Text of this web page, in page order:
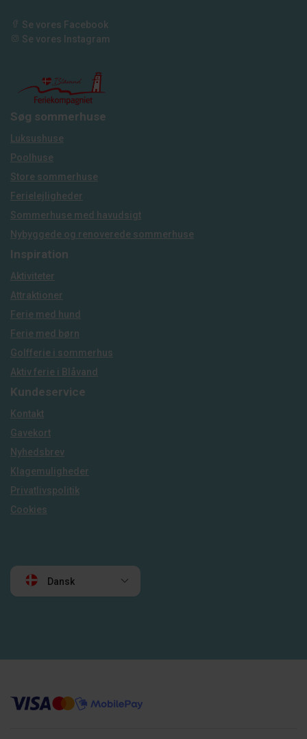
Se vores Facebook
Se vores Instagram
Søg sommerhuse
Luksushuse
Poolhuse
Store sommerhuse
Ferielejligheder
Sommerhuse med havudsigt
Nybyggede og renoverede sommerhuse
Inspiration
Aktiviteter
Attraktioner
Ferie med hund
Ferie med børn
Golfferie i sommerhus
Aktiv ferie i Blåvand
Kundeservice
Kontakt
Gavekort
Nyhedsbrev
Klagemuligheder
Privatlivspolitik
Cookies
Dansk